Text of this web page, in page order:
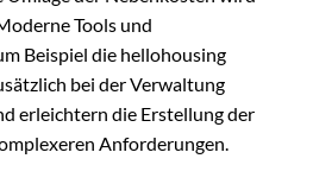
Tools und
Beispiel die hellohousing
bei der Verwaltung
erleichtern die Erstellung der
Anforderungen.